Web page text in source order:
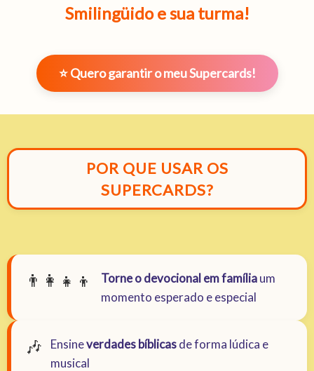
Smilingüido e sua turma!
⭐ Quero garantir o meu Supercards!
POR QUE USAR OS
SUPERCARDS?
👨‍👩‍👧‍👦 Torne o devocional em famíliaum
momento esperado e especial
🎶 Ensineverdades bíblicasde forma lúdica e
musical